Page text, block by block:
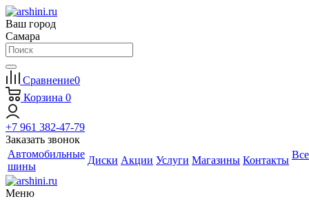
Ваш город
Самара
Сравнение0
Корзина 0
+7 961 382-47-79
Заказать звонок
Автомобильные
шины
Диски Акции Услуги Магазины Контакты Все
Меню